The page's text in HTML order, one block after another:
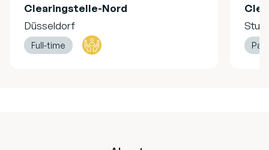
Clearingstelle-Nord
Düsseldorf
Full-time